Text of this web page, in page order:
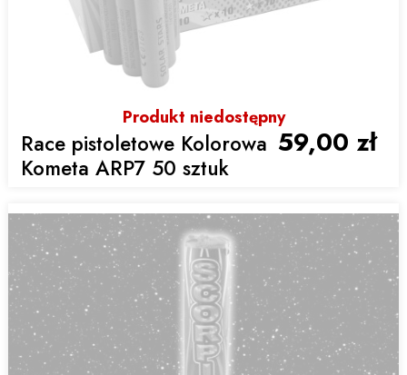
Produkt niedostępny
Race pistoletowe Kolorowa
Kometa ARP7 50 sztuk
59,00 zł